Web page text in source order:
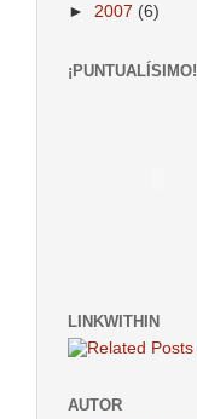
► 2007 (6)
¡PUNTUALÍSIMO!
LINKWITHIN
AUTOR